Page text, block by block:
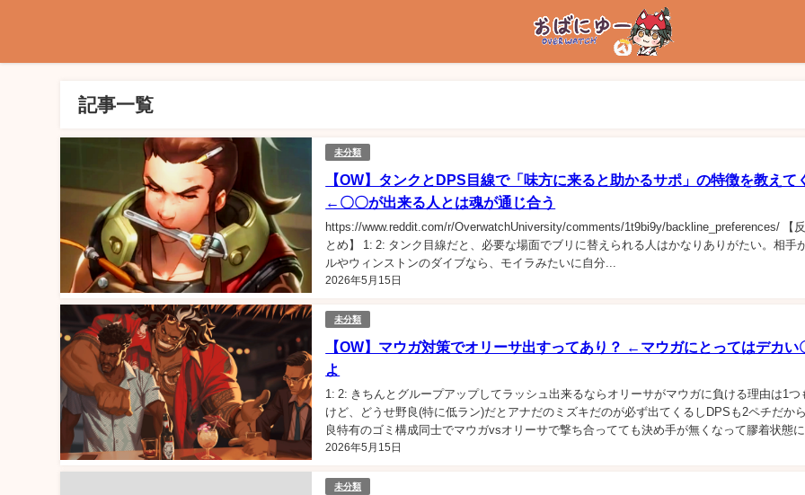
記事一覧
未分類
【OW】タンクとDPS目線で「味方に来ると助かるサポ」の特徴を教えて
←〇〇が出来る人とは魂が通じ合う
2026年5月15日
https://www.reddit.com/r/OverwatchUniversity/comments/1t9bi9y/backline_preferences/ 【
とめ】 1: 2: タンク目線だと、必要な場面でブリに替えられる人はかなりありがたい。相手
ルやウィンストンのダイブなら、モイラみたいに自分...
未分類
【OW】マウガ対策でオリーサ出すってあり？ ←マウガにとってはデカい
よ
2026年5月15日
1: 2: きちんとグループアップしてラッシュ出来るならオリーサがマウガに負ける理由は1つ
けど、どうせ野良(特に低ラン)だとアナだのミズキだのが必ず出てくるしDPSも2ペチだか
良特有のゴミ構成同士でマウガvsオリーサで撃ち合ってても決め手が無くなって膠着状態に
た後ultの強さの差でマウガが勝つケースの...
未分類